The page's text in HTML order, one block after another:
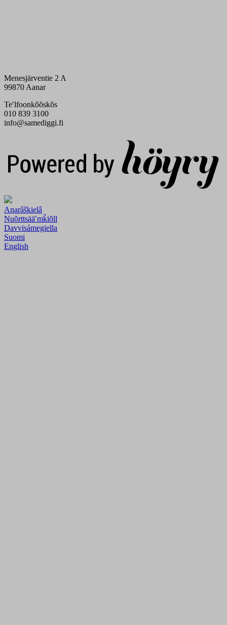
Menesjärventie 2 A
99870 Aanar
Teʹlfoonkõõskõs
010 839 3100
info@samediggi.fi
Anarâškielâ
Nuõrttsääʹmǩiõll
Davvisámegiella
Suomi
English